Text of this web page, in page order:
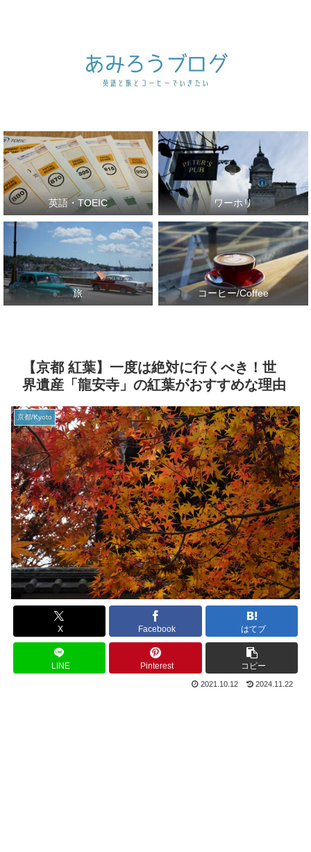
英語・TOEIC ワーホリ
旅 コーヒー/Coffee
【京都 紅葉】一度は絶対に行くべき！世
界遺産「龍安寺」の紅葉がおすすめな理由
京都/Kyoto
X Facebook はてブ
LINE Pinterest コピー
2021.10.12 2024.11.22